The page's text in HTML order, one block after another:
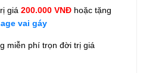
giá 200.000 VNĐ hoặc tặng
vai gáy
miễn phí trọn đời trị giá